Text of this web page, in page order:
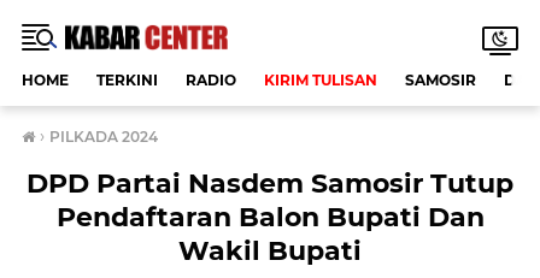
HOME TERKINI RADIO KIRIM TULISAN SAMOSIR
› PILKADA 2024
DPD Partai Nasdem Samosir Tutup
Pendaftaran Balon Bupati Dan
Wakil Bupati